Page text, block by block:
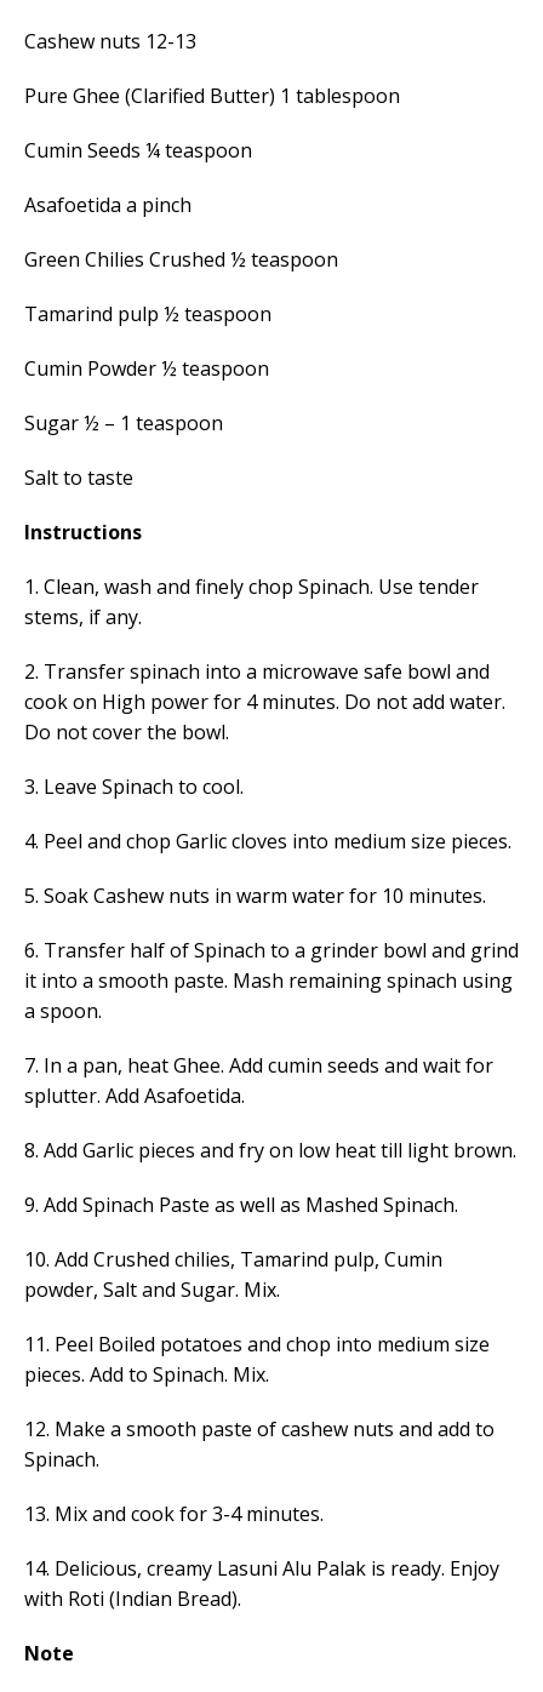
Cashew nuts 12-13
Pure Ghee (Clarified Butter) 1 tablespoon
Cumin Seeds ¼ teaspoon
Asafoetida a pinch
Green Chilies Crushed ½ teaspoon
Tamarind pulp ½ teaspoon
Cumin Powder ½ teaspoon
Sugar ½ – 1 teaspoon
Salt to taste
Instructions
1. Clean, wash and finely chop Spinach. Use tender
stems, if any.
2. Transfer spinach into a microwave safe bowl and
cook on High power for 4 minutes. Do not add water.
Do not cover the bowl.
3. Leave Spinach to cool.
4. Peel and chop Garlic cloves into medium size pieces.
5. Soak Cashew nuts in warm water for 10 minutes.
6. Transfer half of Spinach to a grinder bowl and grind
it into a smooth paste. Mash remaining spinach using
a spoon.
7. In a pan, heat Ghee. Add cumin seeds and wait for
splutter. Add Asafoetida.
8. Add Garlic pieces and fry on low heat till light brown.
9. Add Spinach Paste as well as Mashed Spinach.
10. Add Crushed chilies, Tamarind pulp, Cumin
powder, Salt and Sugar. Mix.
11. Peel Boiled potatoes and chop into medium size
pieces. Add to Spinach. Mix.
12. Make a smooth paste of cashew nuts and add to
Spinach.
13. Mix and cook for 3-4 minutes.
14. Delicious, creamy Lasuni Alu Palak is ready. Enjoy
with Roti (Indian Bread).
Note